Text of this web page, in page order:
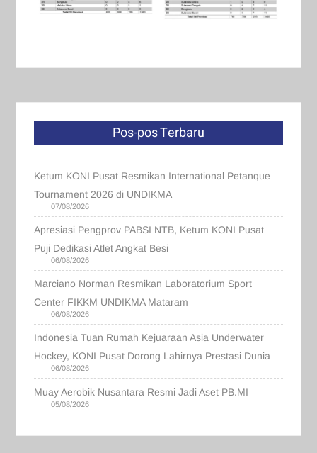
Pos-pos Terbaru
Ketum KONI Pusat Resmikan International Petanque
Tournament 2026 di UNDIKMA
07/08/2026
Apresiasi Pengprov PABSI NTB, Ketum KONI Pusat
Puji Dedikasi Atlet Angkat Besi
06/08/2026
Marciano Norman Resmikan Laboratorium Sport
Center FIKKM UNDIKMA Mataram
06/08/2026
Indonesia Tuan Rumah Kejuaraan Asia Underwater
Hockey, KONI Pusat Dorong Lahirnya Prestasi Dunia
06/08/2026
Muay Aerobik Nusantara Resmi Jadi Aset PB.MI
05/08/2026